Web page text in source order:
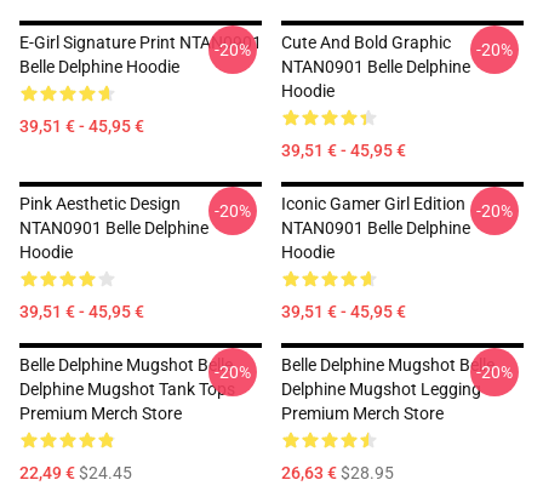
E-Girl Signature Print NTAN0901
Belle Delphine Hoodie
39,51 € - 45,95 €
-20%
Cute And Bold Graphic
NTAN0901 Belle Delphine
Hoodie
39,51 € - 45,95 €
-20%
Pink Aesthetic Design
NTAN0901 Belle Delphine
Hoodie
39,51 € - 45,95 €
-20%
Iconic Gamer Girl Edition
NTAN0901 Belle Delphine
Hoodie
39,51 € - 45,95 €
-20%
Belle Delphine Mugshot Belle
Delphine Mugshot Tank Tops
Premium Merch Store
22,49 €$24.45
-20%
Belle Delphine Mugshot Belle
Delphine Mugshot Legging
Premium Merch Store
26,63 €$28.95
-20%